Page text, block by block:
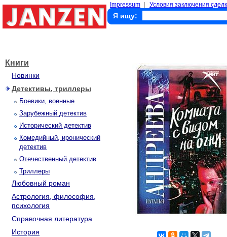
Impressum Условия заключения
Я ищу:
Книги
Новинки
Детективы, триллеры
Боевики, военные
Зарубежный детектив
Исторический детектив
Комедийный, иронический
детектив
Отечественный детектив
Триллеры
Любовный роман
Астрология, философия,
психология
Справочная литература
История